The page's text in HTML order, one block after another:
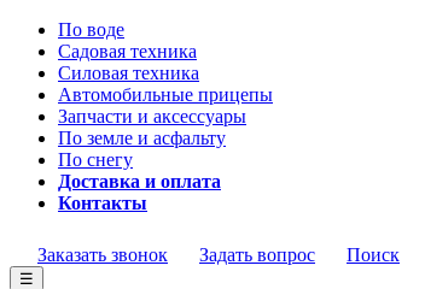
По воде
Садовая техника
Силовая техника
Автомобильные прицепы
Запчасти и аксессуары
По земле и асфальту
По снегу
Доставка и оплата
Контакты
Заказать звонок Задать вопрос Поиск
☰